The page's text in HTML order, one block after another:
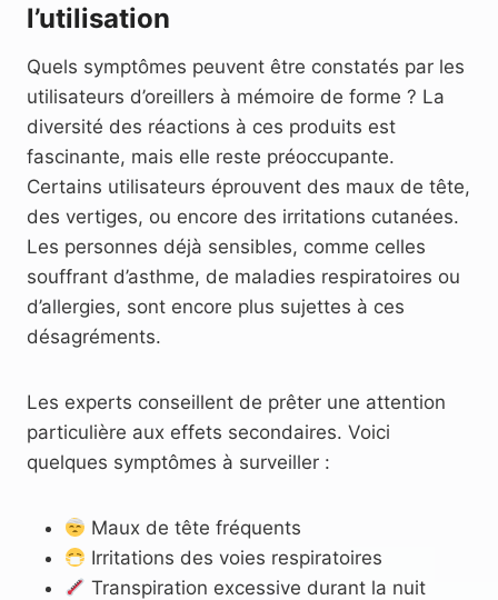
l’utilisation
Quels symptômes peuvent être constatés par les
utilisateurs d’oreillers à mémoire de forme ? La
diversité des réactions à ces produits est
fascinante, mais elle reste préoccupante.
Certains utilisateurs éprouvent des maux de tête,
des vertiges, ou encore des irritations cutanées.
Les personnes déjà sensibles, comme celles
souffrant d’asthme, de maladies respiratoires ou
d’allergies, sont encore plus sujettes à ces
désagréments.
Les experts conseillent de prêter une attention
particulière aux effets secondaires. Voici
quelques symptômes à surveiller :
Maux de tête fréquents
Irritations des voies respiratoires
Transpiration excessive durant la nuit